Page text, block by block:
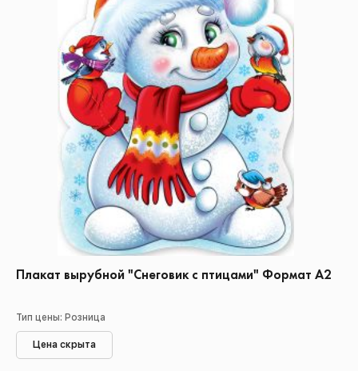
Плакат вырубной "Снеговик с птицами" Формат А2
Тип цены: Розница
Цена скрыта